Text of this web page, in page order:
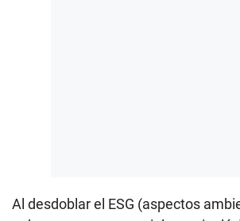
Al desdoblar el ESG (aspectos